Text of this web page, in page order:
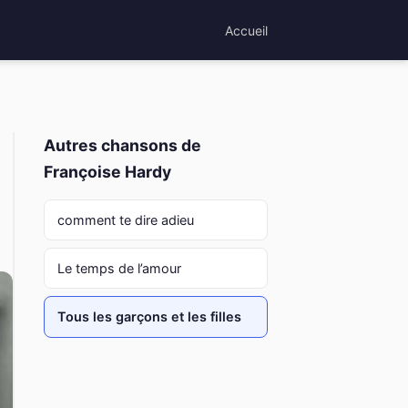
Accueil
Autres chansons de
Françoise Hardy
comment te dire adieu
Le temps de l’amour
Tous les garçons et les filles